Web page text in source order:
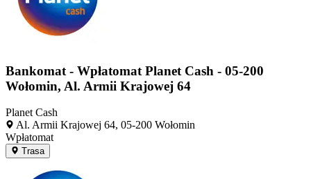
PC
Bankomat - Wpłatomat Planet Cash - 05-200
Wołomin, Al. Armii Krajowej 64
Planet Cash
Al. Armii Krajowej 64, 05-200 Wołomin
Wpłatomat
Trasa